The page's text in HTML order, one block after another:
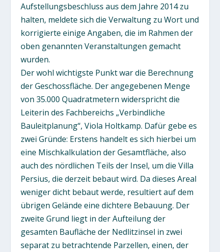
Aufstellungsbeschluss aus dem Jahre 2014 zu
halten, meldete sich die Verwaltung zu Wort und
korrigierte einige Angaben, die im Rahmen der
oben genannten Veranstaltungen gemacht
wurden.
Der wohl wichtigste Punkt war die Berechnung
der Geschossfläche. Der angegebenen Menge
von 35.000 Quadratmetern widerspricht die
Leiterin des Fachbereichs „Verbindliche
Bauleitplanung“, Viola Holtkamp. Dafür gebe es
zwei Gründe: Erstens handelt es sich hierbei um
eine Mischkalkulation der Gesamtfläche, also
auch des nördlichen Teils der Insel, um die Villa
Persius, die derzeit bebaut wird. Da dieses Areal
weniger dicht bebaut werde, resultiert auf dem
übrigen Gelände eine dichtere Bebauung. Der
zweite Grund liegt in der Aufteilung der
gesamten Baufläche der Nedlitzinsel in zwei
separat zu betrachtende Parzellen, einen, der